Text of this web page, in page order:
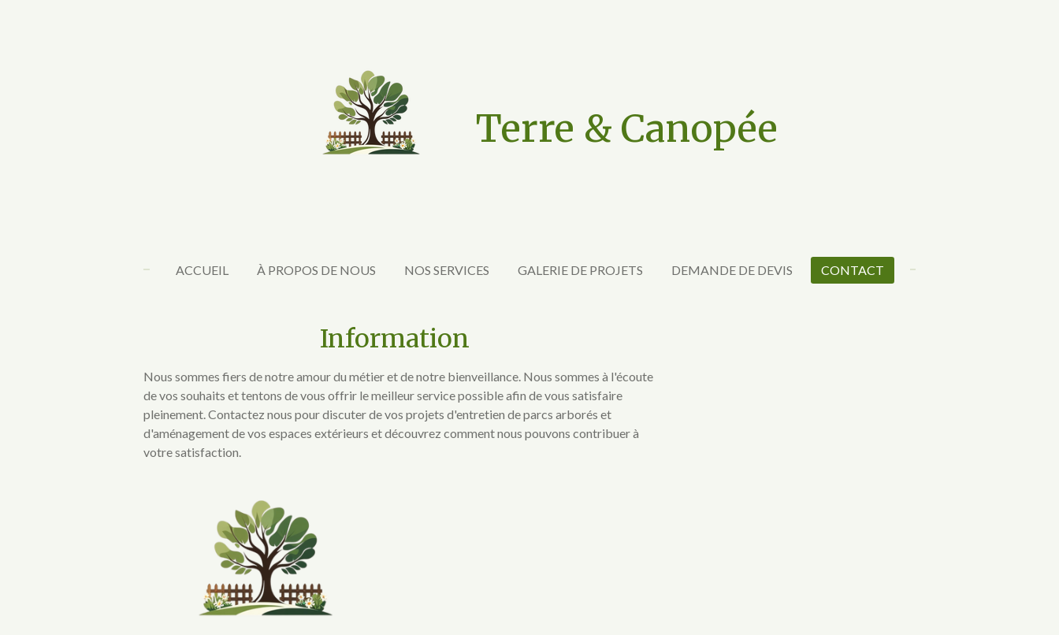
Terre & Canopée
ACCUEIL À PROPOS DE NOUS NOS SERVICES GALERIE DE PROJETS DEMANDE DE DEVIS CONTACT
Information
Nous sommes fiers de notre amour du métier et de notre bienveillance. Nous sommes à l'écoute
de vos souhaits et tentons de vous offrir le meilleur service possible afin de vous satisfaire
pleinement. Contactez nous pour discuter de vos projets d'entretien de parcs arborés et
d'aménagement de vos espaces extérieurs et découvrez comment nous pouvons contribuer à
votre satisfaction.